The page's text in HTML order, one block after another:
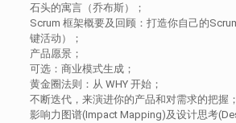
石头的寓言（乔布斯）；
Scrum 框架概要及回顾：打造你自己的
键活动）；
产品愿景；
可选：商业模式生成；
黄金圈法则：从 WHY 开始；
不断迭代，来演进你的产品和对需求的把握；
影响力图谱(Impact Mapping)及设计思考